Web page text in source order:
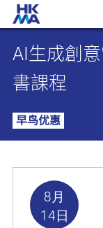
AI生成創
AI生成創
書課程
早鸟优惠
8月
14日